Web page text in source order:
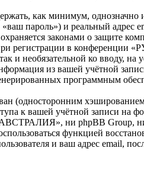
как минимум,
пароль») и реальный
законами о защите
регистрации в конференции
и необязательной ко
из вашей учётной
программным
(односторонним
к вашей учётной записи
ни phpBB Group, ни
функцией
и ваш адрес email,